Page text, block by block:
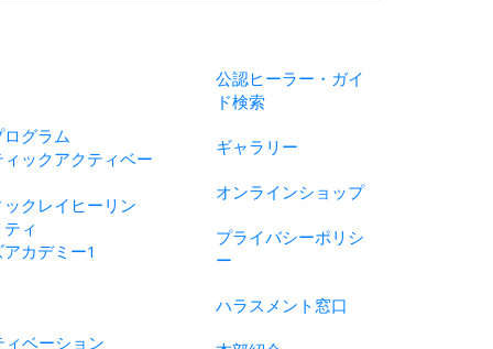
グラム
ックアクティベー
クレイヒーリン
ィ
カデミー1
ィベーション
公認ヒーラー・ガイ
ド検索
ギャラリー
オンラインショップ
プライバシーポリシ
ー
ハラスメント窓口